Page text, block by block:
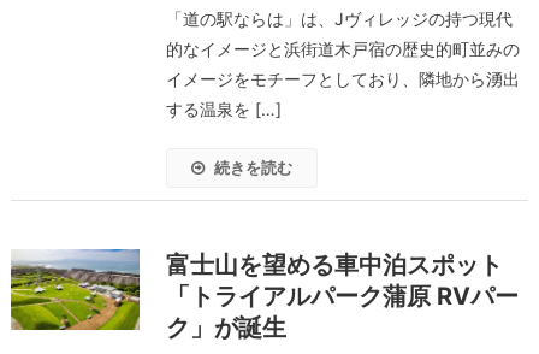
「道の駅ならは」は、Jヴィレッジの持つ現代
的なイメージと浜街道木戸宿の歴史的町並みの
イメージをモチーフとしており、隣地から湧出
する温泉を […]
続きを読む
富士山を望める車中泊スポット
「トライアルパーク蒲原 RVパー
ク」が誕生